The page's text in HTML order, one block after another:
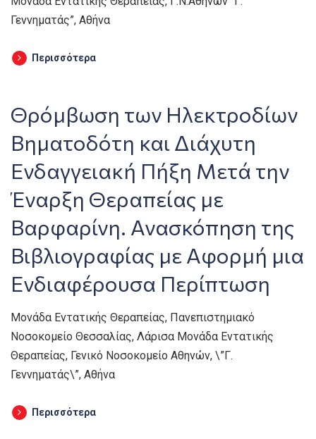
Γεννηματάς”, Αθήνα
Περισσότερα
Θρόμβωση των Ηλεκτροδίων
Βηματοδότη και Διάχυτη
Ενδαγγειακή Πήξη Μετά την
Έναρξη Θεραπείας με
Βαρφαρίνη. Ανασκόπηση της
Βιβλιογραφίας με Αφορμή μια
Ενδιαφέρουσα Περίπτωση
Μονάδα Εντατικής Θεραπείας, Πανεπιστημιακό
Νοσοκομείο Θεσσαλίας, Λάρισα Μονάδα Εντατικής
Θεραπείας, Γενικό Νοσοκομείο Αθηνών, \”Γ.
Γεννηματάς\”, Αθήνα
Περισσότερα